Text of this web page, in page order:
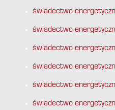
świadectwo
świadectwo
świadectwo
świadectwo
świadectwo
świadectwo